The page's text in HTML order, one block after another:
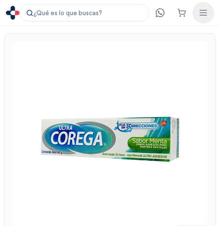
¿Qué es lo que buscas?